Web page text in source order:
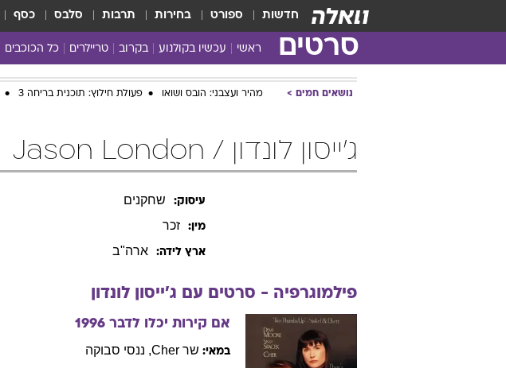
חדשות ספורט בחירות תרבות סלבס כסף
סרטים ראשי עכשיו בקולנוע בקרוב טריילרים כל הכוכבים
נושאים חמים מהיר ועצבני: הובס ושואו פעולת חילוץ: תוכנית בריחה 3
ג'ייסון לונדון / Jason London
עיסוק: שחקנים
מין: זכר
ארץ לידה: ארה"ב
פילמוגרפיה - סרטים עם ג'ייסון לונדון
אם קירות יכלו לדבר 1996
במאי: שר Cher
, ננסי סבוקה